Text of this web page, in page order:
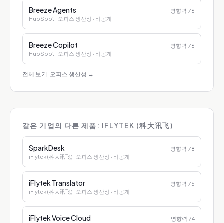
Breeze Agents 영향력 76
HubSpot · 오피스 생산성 · 비공개
Breeze Copilot 영향력 76
HubSpot · 오피스 생산성 · 비공개
전체 보기: 오피스 생산성 →
같은 기업의 다른 제품: IFLYTEK (科大讯飞)
SparkDesk 영향력 78
iFlytek (科大讯飞) · 오피스 생산성 · 비공개
iFlytek Translator 영향력 75
iFlytek (科大讯飞) · 오피스 생산성 · 비공개
iFlytek Voice Cloud 영향력 74